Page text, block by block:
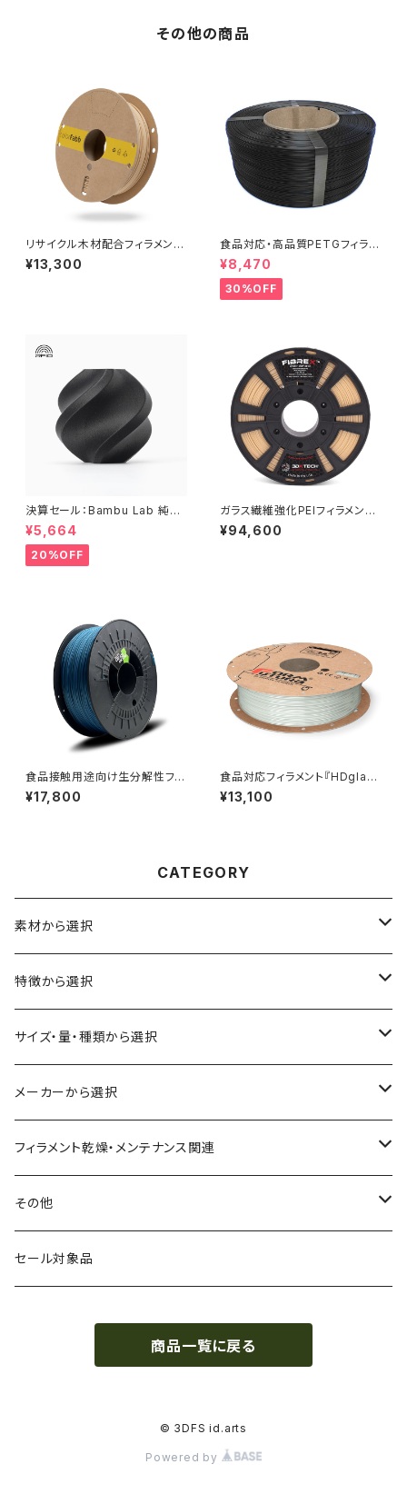
その他の商品
リサイクル木材配合フィラメント
『WoodFill』
¥13,300
食品対応・高品質PETGフィラメ
ント『EasyFil ePETG（Bambu
Coil）』
¥8,470
30%OFF
決算セール：Bambu Lab 純正
『PETG-CF』
¥5,664
20%OFF
ガラス繊維強化PEIフィラメント
『FIBREX PEI+GF30』
¥94,600
食品接触用途向け生分解性フィ
ラメント『NonOilen』
¥17,800
食品対応フィラメント『HDglas
s』
¥13,100
CATEGORY
素材から選択
ABS
ASA（アクリル・スチレン・アクリロニトリル）
CA（セルロース アセテート）
CPE（コポリエステル）
HIPS（スチレン系樹脂）
HTPLA
PA（ナイロン）
特徴から選択
食品対応
導電性
磁性
絶縁性
静電気放電（ESD）
アレルギー物質フリー
サイズ・量・種類から選択
お試し用少量サンプル
フィラメント径：1.75mm
フィラメント径：2.85mm
スプール単位
Bambuコイル対応
メーカーから選択
3D BROOKLYN
3DFuel
3DLAC
フィラメント乾燥・メンテナンス関連
フィラメント乾燥機
クリーニング
その他
交換用スプール
セール対象品
商品一覧に戻る
© 3DFS id.arts
Powered by